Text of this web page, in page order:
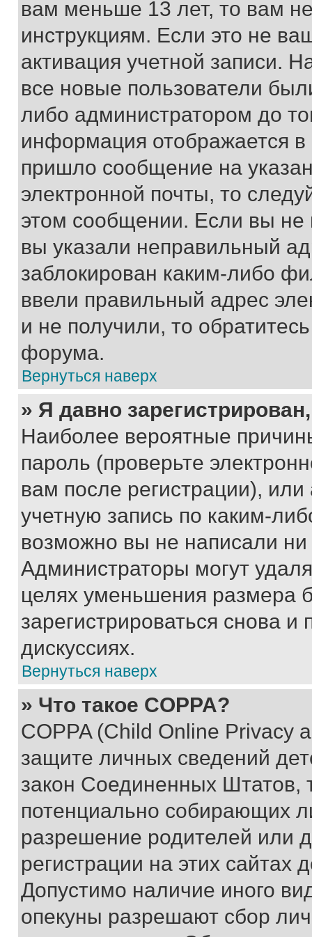
вам меньше 13 лет, то вам
инструкциям. Если это не
активация учетной записи.
все новые пользователи
либо администратором до
информация отображается
пришло сообщение на
электронной почты, то
этом сообщении. Если вы
вы указали неправильный
заблокирован каким-либо
ввели правильный адрес
и не получили, то
форума.
Вернуться наверх
» Я давно
Наиболее вероятные
пароль (проверьте
вам после регистрации),
учетную запись по каким-
возможно вы не написали
Администраторы могут
целях уменьшения размера
зарегистрироваться снова и
дискуссиях.
Вернуться наверх
» Что такое COPPA?
COPPA (Child Online Privacy
защите личных сведений
закон Соединенных Штатов,
потенциально собирающих
разрешение родителей или
регистрации на этих сайтах
Допустимо наличие иного
опекуны разрешают сбор